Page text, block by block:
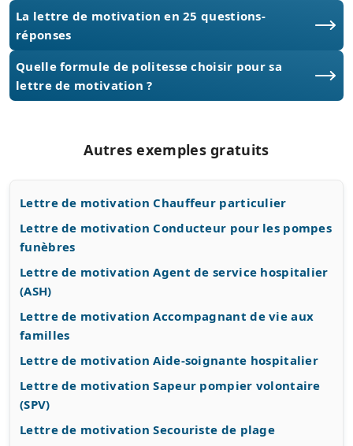
La lettre de motivation en 25 questions-
réponses
Quelle formule de politesse choisir pour sa
lettre de motivation ?
Autres exemples gratuits
Lettre de motivation Chauffeur particulier
Lettre de motivation Conducteur pour les pompes
funèbres
Lettre de motivation Agent de service hospitalier
(ASH)
Lettre de motivation Accompagnant de vie aux
familles
Lettre de motivation Aide-soignante hospitalier
Lettre de motivation Sapeur pompier volontaire
(SPV)
Lettre de motivation Secouriste de plage